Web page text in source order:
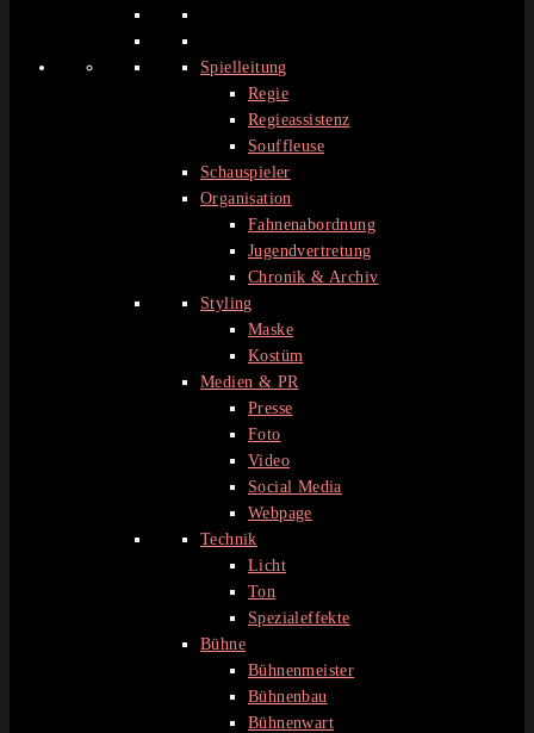
Spielleitung
Regie
Regieassistenz
Souffleuse
Schauspieler
Organisation
Fahnenabordnung
Jugendvertretung
Chronik & Archiv
Styling
Maske
Kostüm
Medien & PR
Presse
Foto
Video
Social Media
Webpage
Technik
Licht
Ton
Spezialeffekte
Bühne
Bühnenmeister
Bühnenbau
Bühnenwart